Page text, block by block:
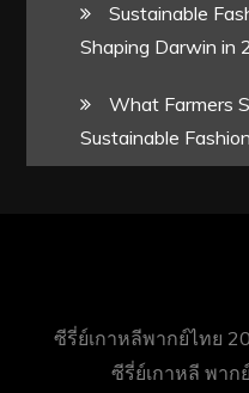
Sustainable
Shaping Darwin in
What Farmers
Sustainable
ซีรี่ย์เกาหลีพากย์ไทย
ซีรี่ย์เกาหลี พาก